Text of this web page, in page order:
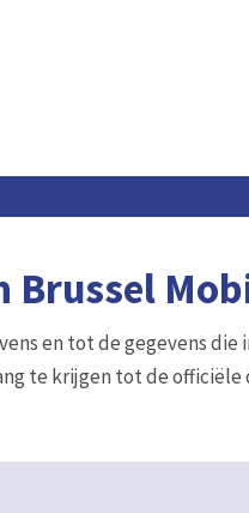
Brussel
en tot de gegevens
te krijgen tot de